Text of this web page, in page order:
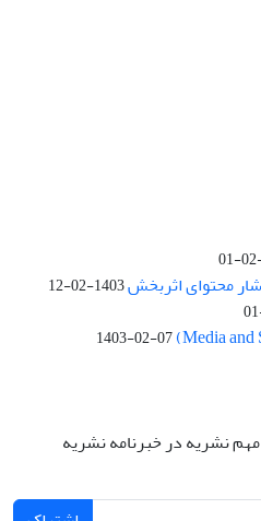
محتوای اثربخش1403-02-12
1403-02-07
مهم نشریه در خبرنامه نشریه